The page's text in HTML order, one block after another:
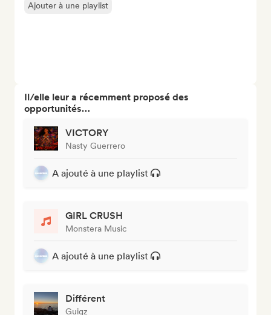
Ajouter à une playlist
Il/elle leur a récemment proposé des
opportunités…
VICTORY
Nasty Guerrero
A ajouté à une playlist
GIRL CRUSH
Monstera Music
A ajouté à une playlist
Différent
Guigz